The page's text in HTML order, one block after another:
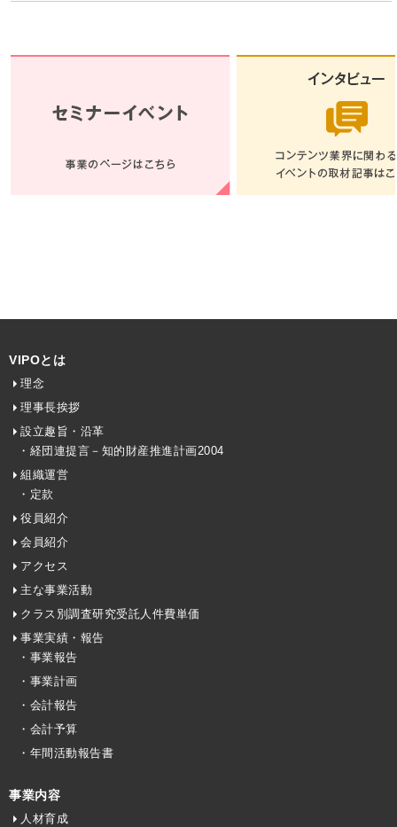
VIPOとは
理念
理事長挨拶
設立趣旨・沿革
・経団連提言－知的財産推進計画2004
組織運営
・定款
役員紹介
会員紹介
アクセス
主な事業活動
クラス別調査研究受託人件費単価
事業実績・報告
・事業報告
・事業計画
・会計報告
・会計予算
・年間活動報告書
事業内容
人材育成